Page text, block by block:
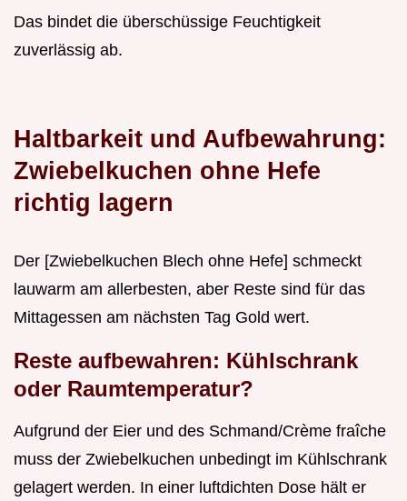
Das bindet die überschüssige Feuchtigkeit
zuverlässig ab.
Haltbarkeit und Aufbewahrung:
Zwiebelkuchen ohne Hefe
richtig lagern
Der [Zwiebelkuchen Blech ohne Hefe] schmeckt
lauwarm am allerbesten, aber Reste sind für das
Mittagessen am nächsten Tag Gold wert.
Reste aufbewahren: Kühlschrank
oder Raumtemperatur?
Aufgrund der Eier und des Schmand/Crème fraîche
muss der Zwiebelkuchen unbedingt im Kühlschrank
gelagert werden. In einer luftdichten Dose hält er